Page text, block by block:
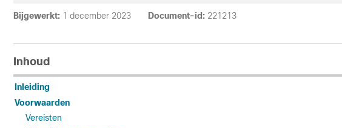
Bijgewerkt: 1 december 2023 Document-id: 221213
Inhoud
Inleiding
Voorwaarden
Vereisten